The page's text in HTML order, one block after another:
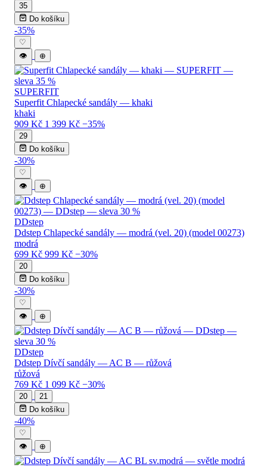
35
Do košíku
-35%
♡
👁
⊕
SUPERFIT
Superfit Chlapecké sandály — khaki
khaki
909 Kč 1 399 Kč −35%
29
Do košíku
-30%
♡
👁
⊕
DDstep
Ddstep Chlapecké sandály — modrá (vel. 20) (model 00273)
modrá
699 Kč 999 Kč −30%
20
Do košíku
-30%
♡
👁
⊕
DDstep
Ddstep Dívčí sandály — AC B — růžová
růžová
769 Kč 1 099 Kč −30%
20
21
Do košíku
-40%
♡
👁
⊕